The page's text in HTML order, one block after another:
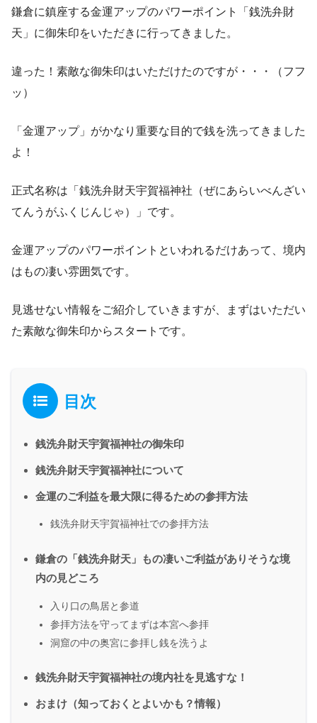
鎌倉に鎮座する金運アップのパワーポイント「銭洗弁財
天」に御朱印をいただきに行ってきました。
違った！素敵な御朱印はいただけたのですが・・・（フフ
ッ）
「金運アップ」がかなり重要な目的で銭を洗ってきました
よ！
正式名称は「銭洗弁財天宇賀福神社（ぜにあらいべんざい
てんうがふくじんじゃ）」です。
金運アップのパワーポイントといわれるだけあって、境内
はもの凄い雰囲気です。
見逃せない情報をご紹介していきますが、まずはいただい
た素敵な御朱印からスタートです。
目次
銭洗弁財天宇賀福神社の御朱印
銭洗弁財天宇賀福神社について
金運のご利益を最大限に得るための参拝方法
銭洗弁財天宇賀福神社での参拝方法
鎌倉の「銭洗弁財天」もの凄いご利益がありそうな境
内の見どころ
入り口の鳥居と参道
参拝方法を守ってまずは本宮へ参拝
洞窟の中の奥宮に参拝し銭を洗うよ
銭洗弁財天宇賀福神社の境内社を見逃すな！
おまけ（知っておくとよいかも？情報）